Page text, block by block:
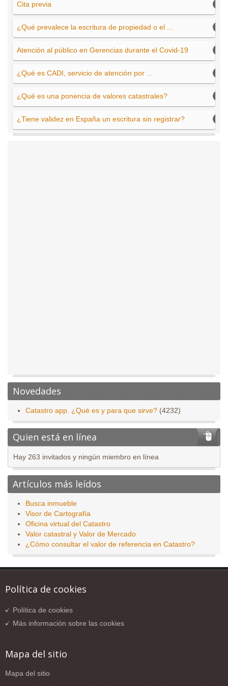
Cita previa
¿Qué prevalece la escritura de propiedad o el ...
Atención al público en Gerencias durante el Covid-19
¿Qué es CADI, servicio de atención por ...
¿Qué es una ponencia de valores catastrales?
¿Tiene validez en España un escritura sin registrar?
Novedades
Catastro app. ¿Qué es y para que sirve? (4232)
Quien está en línea
Hay 263 invitados y ningún miembro en línea
Artículos más leídos
Busca inmueble
Visor de Cartografía
Oficina virtual del Catastro
Valor catastral y Valor de Mercado
¿Cómo consultar el valor de referencia en Catastro?
Política de cookies
Política de cookies
Más información sobre las cookies
Mapa del sitio
Mapa del sitio